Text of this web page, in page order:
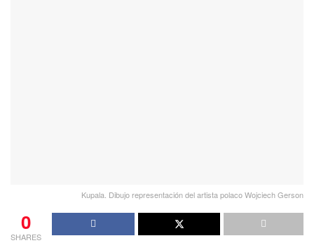
Kupala. Dibujo representación del artista polaco Wojciech Gerson
0
SHARES